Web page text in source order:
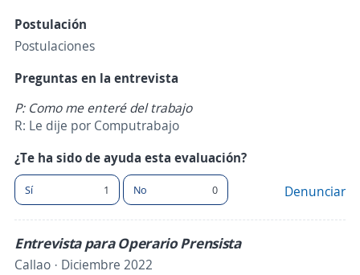
Postulación
Postulaciones
Preguntas en la entrevista
P: Como me enteré del trabajo
R: Le dije por Computrabajo
¿Te ha sido de ayuda esta evaluación?
Sí 1 No 0 Denunciar
Entrevista para Operario Prensista
Callao · Diciembre 2022